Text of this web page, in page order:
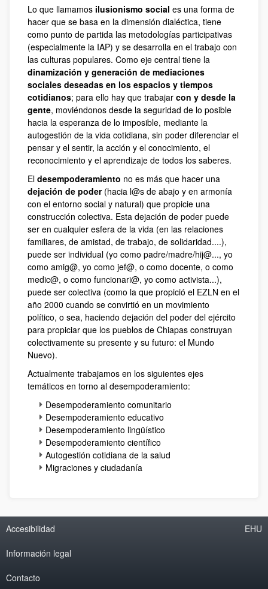
Lo que llamamos ilusionismo social es una forma de
hacer que se basa en la dimensión dialéctica, tiene
como punto de partida las metodologías participativas
(especialmente la IAP) y se desarrolla en el trabajo con
las culturas populares. Como eje central tiene la
dinamización y generación de mediaciones
sociales deseadas en los espacios y tiempos
cotidianos; para ello hay que trabajar con y desde la
gente, moviéndonos desde la seguridad de lo posible
hacia la esperanza de lo imposible, mediante la
autogestión de la vida cotidiana, sin poder diferenciar el
pensar y el sentir, la acción y el conocimiento, el
reconocimiento y el aprendizaje de todos los saberes.
El desempoderamiento no es más que hacer una
dejación de poder(hacia l@s de abajo y en armonía
con el entorno social y natural) que propicie una
construcción colectiva. Esta dejación de poder puede
ser en cualquier esfera de la vida (en las relaciones
familiares, de amistad, de trabajo, de solidaridad....),
puede ser individual (yo como padre/madre/hij@..., yo
como amig@, yo como jef@, o como docente, o como
medic@, o como funcionari@, yo como activista...),
puede ser colectiva (como la que propició el EZLN en el
año 2000 cuando se convirtió en un movimiento
político, o sea, haciendo dejación del poder del ejército
para propiciar que los pueblos de Chiapas construyan
colectivamente su presente y su futuro: el Mundo
Nuevo).
Actualmente trabajamos en los siguientes ejes
temáticos en torno al desempoderamiento:
Desempoderamiento comunitario
Desempoderamiento educativo
Desempoderamiento lingüístico
Desempoderamiento científico
Autogestión cotidiana de la salud
Migraciones y ciudadanía
Accesibilidad
Información legal
Contacto
EHU